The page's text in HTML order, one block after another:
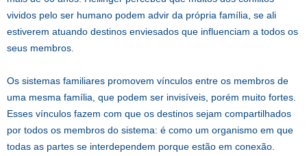
vividos pelo ser humano podem advir da própria família, se ali
estiverem atuando destinos enviesados que influenciam a todos os
seus membros.
Os sistemas familiares promovem vínculos entre os membros de
uma mesma família, que podem ser invisíveis, porém muito fortes.
Esses vínculos fazem com que os destinos sejam compartilhados
por todos os membros do sistema: é como um organismo em que
todas as partes se interdependem porque estão em conexão.